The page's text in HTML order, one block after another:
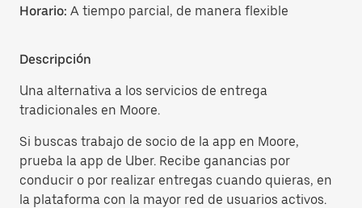
Horario: A tiempo parcial, de manera flexible
Descripción
Una alternativa a los servicios de entrega
tradicionales en Moore.
Si buscas trabajo de socio de la app en Moore,
prueba la app de Uber. Recibe ganancias por
conducir o por realizar entregas cuando quieras, en
la plataforma con la mayor red de usuarios activos.